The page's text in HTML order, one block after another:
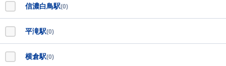
信濃白鳥駅(0)
平滝駅(0)
横倉駅(0)